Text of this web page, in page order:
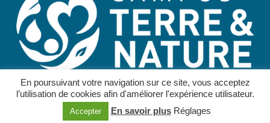
Mentions légales
En poursuivant votre navigation sur ce site, vous acceptez
l’utilisation de cookies afin d'améliorer l'expérience utilisateur.
Accepter En savoir plus Réglages